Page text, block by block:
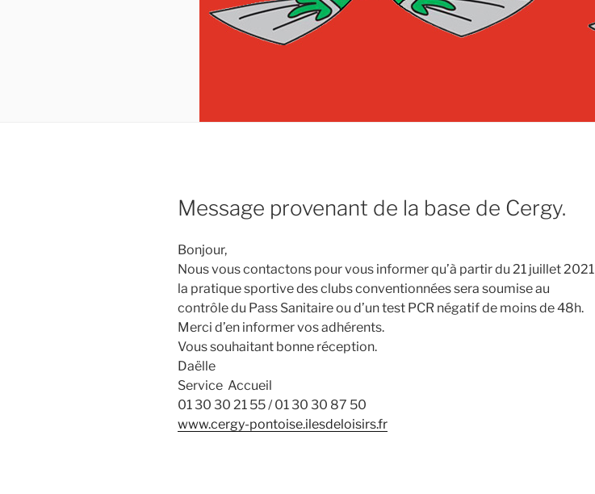
Message provenant de la base de Cergy.
Bonjour,
Nous vous contactons pour vous informer qu’à partir du 21 juillet 2021
la pratique sportive des clubs conventionnées sera soumise au
contrôle du Pass Sanitaire ou d’un test PCR négatif de moins de 48h.
Merci d’en informer vos adhérents.
Vous souhaitant bonne réception.
Daëlle
Service Accueil
01 30 30 21 55 / 01 30 30 87 50
www.cergy-pontoise.ilesdeloisirs.fr